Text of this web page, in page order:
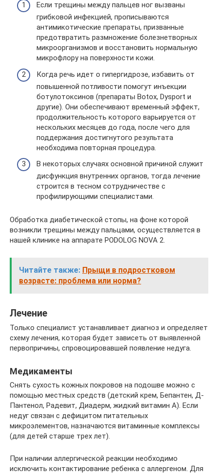
Если трещины между пальцев ног вызваны
грибковой инфекцией, прописываются
антимикотические препараты, призванные
предотвратить размножение болезнетворных
микроорганизмов и восстановить нормальную
микрофлору на поверхности кожи.
Когда речь идет о гипергидрозе, избавить от
повышенной потливости помогут инъекции
ботулотоксинов (препараты Botox, Dysport и
другие). Они обеспечивают временный эффект,
продолжительность которого варьируется от
нескольких месяцев до года, после чего для
поддержания достигнутого результата
необходима повторная процедура.
В некоторых случаях основной причиной служит
дисфункция внутренних органов, тогда лечение
строится в тесном сотрудничестве с
профилирующими специалистами.
Обработка диабетической стопы, на фоне которой
возникли трещины между пальцами, осуществляется в
нашей клинике на аппарате PODOLOG NOVA 2.
Читайте также: Прыщи в подростковом
возрасте: проблема или норма?
Лечение
Только специалист устанавливает диагноз и определяет
схему лечения, которая будет зависеть от выявленной
первопричины, спровоцировавшей появление недуга.
Медикаменты
Снять сухость кожных покровов на подошве можно с
помощью местных средств (детский крем, Бепантен, Д-
Пантенол, Радевит, Диадерм, жидкий витамин А). Если
недуг связан с дефицитом питательных
микроэлементов, назначаются витаминные комплексы
(для детей старше трех лет).
При наличии аллергической реакции необходимо
исключить контактирование ребенка с аллергеном. Для